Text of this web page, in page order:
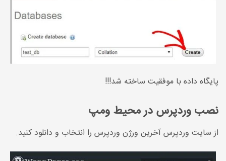
پایگاه داده با موفقیت ساخته شد!!!
نصب وردپرس در محیط ومپ
از سایت وردپرس آخرین ورژن وردپرس را انتخاب و دانلود کنید.